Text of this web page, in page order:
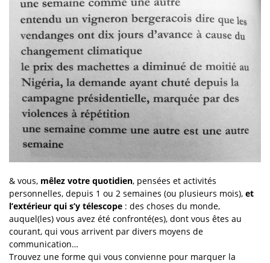
& vous, mêlez votre quotidien, pensées et activités
personnelles, depuis 1 ou 2 semaines (ou plusieurs mois), et
l’extérieur qui s’y télescope : des choses du monde,
auquel(les) vous avez été confronté(es), dont vous êtes au
courant, qui vous arrivent par divers moyens de
communication…
Trouvez une forme qui vous convienne pour marquer la